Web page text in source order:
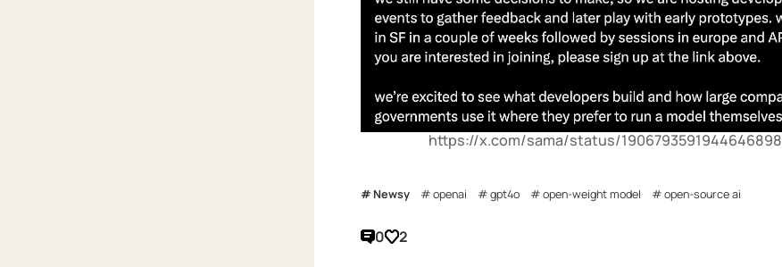
https://x.com/sama/status/1906793591944646898
Newsy openai gpt4o open-weight model open-source ai
0 2